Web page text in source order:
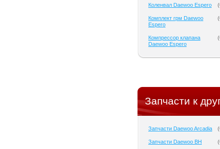
Коленвал Daewoo Espero (
Комплект грм Daewoo
Espero
(
Компрессор клапана
Daewoo Espero
(
Запчасти к
Запчасти Daewoo Arcadia (
Запчасти Daewoo BH (